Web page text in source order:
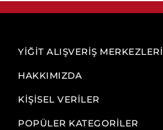
YİĞİT ALIŞVERİŞ MERKEZLERİ
HAKKIMIZDA
KİŞİSEL VERİLER
POPÜLER KATEGORİLER